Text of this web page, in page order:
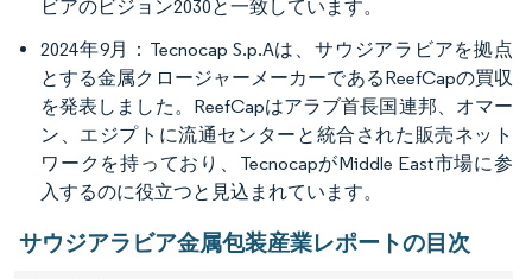
ビアのビジョン2030と一致しています。
2024年9月：Tecnocap S.p.Aは、サウジアラビアを拠点
とする金属クロージャーメーカーであるReefCapの買収
を発表しました。ReefCapはアラブ首長国連邦、オマー
ン、エジプトに流通センターと統合された販売ネット
ワークを持っており、TecnocapがMiddle East市場に参
入するのに役立つと見込まれています。
サウジアラビア金属包装産業レポートの目次